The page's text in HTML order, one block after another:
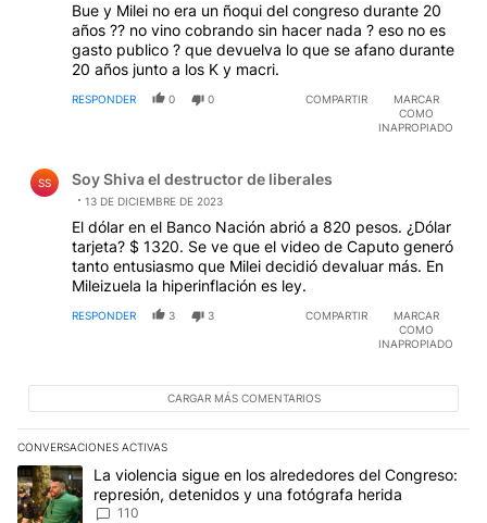
Bue y Milei no era un ñoqui del congreso durante 20
años ?? no vino cobrando sin hacer nada ? eso no es
gasto publico ? que devuelva lo que se afano durante
20 años junto a los K y macri.
RESPONDER 0 0 COMPARTIR
MARCAR
COMO
INAPROPIADO
SS Soy Shiva el destructor de liberales
13 DE DICIEMBRE DE 2023
El dólar en el Banco Nación abrió a 820 pesos. ¿Dólar
tarjeta? $ 1320. Se ve que el video de Caputo generó
tanto entusiasmo que Milei decidió devaluar más. En
Mileizuela la hiperinflación es ley.
RESPONDER 3 3 COMPARTIR
MARCAR
COMO
INAPROPIADO
CARGAR MÁS COMENTARIOS
CONVERSACIONES ACTIVAS
Este listado muestra los artículos con más comentarios en los
Un artículo de tendencia con el título "La violencia sigue en los
La violencia sigue en los alrededores del Congreso:
represión, detenidos y una fotógrafa herida
110